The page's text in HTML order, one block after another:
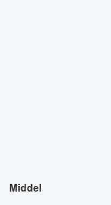
Middel